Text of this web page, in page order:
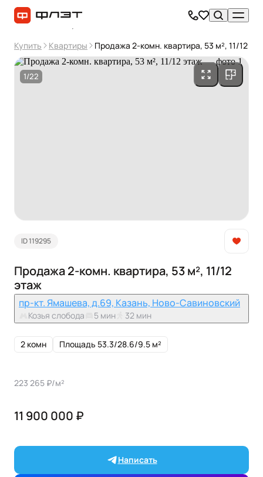
Купить Квартиры Продажа 2-комн. квартира, 53 м², 11/12
1/22
ID 119295
Продажа 2-комн. квартира, 53 м², 11/12
этаж
пр-кт. Ямашева, д.69, Казань, Ново-Савиновский
Козья слобода 5 мин 32 мин
2 комн Площадь 53.3/28.6/9.5 м²
223 265 ₽/м²
11 900 000 ₽
Написать